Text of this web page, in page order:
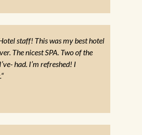
staff! This was my best hotel
The nicest SPA. Two of the
had. I’m refreshed! I